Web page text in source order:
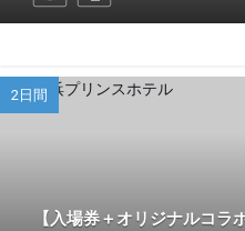
2日間
【入場券＋オリジナルコ